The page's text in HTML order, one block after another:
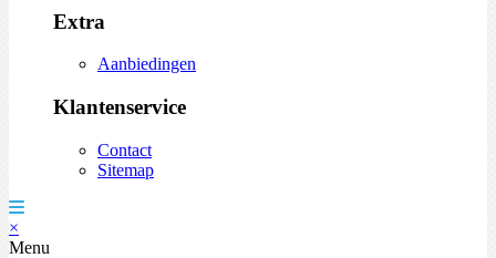
Extra
Aanbiedingen
Klantenservice
Contact
Sitemap
×
Menu